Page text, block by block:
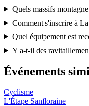
Quels massifs
Comment s'inscrire à
Quel équipement est
Y a-t-il des
Événements
Cyclisme
L'Étape Sanfloraine